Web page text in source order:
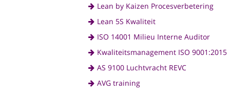
Lean by Kaizen Procesverbetering
Lean 5S Kwaliteit
ISO 14001 Milieu Interne Auditor
Kwaliteitsmanagement ISO 9001:2015
AS 9100 Luchtvracht REVC
AVG training